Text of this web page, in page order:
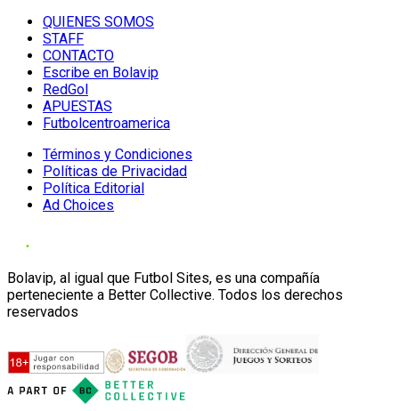
QUIENES SOMOS
STAFF
CONTACTO
Escribe en Bolavip
RedGol
APUESTAS
Futbolcentroamerica
Términos y Condiciones
Políticas de Privacidad
Política Editorial
Ad Choices
Bolavip, al igual que Futbol Sites, es una compañía
perteneciente a Better Collective. Todos los derechos
reservados